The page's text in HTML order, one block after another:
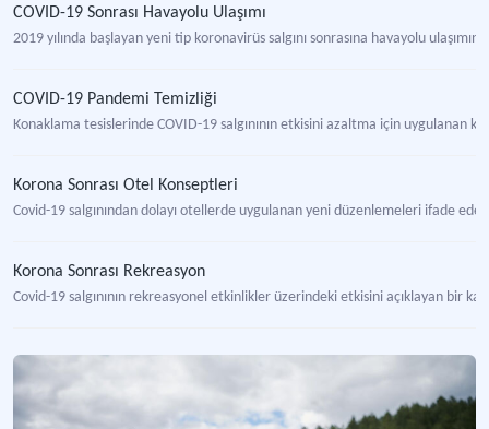
COVID-19 Sonrası Havayolu Ulaşımı
2019 yılında başlayan yeni tip koronavirüs salgını sonrasına havayolu
COVID-19 Pandemi Temizliği
Konaklama tesislerinde COVID-19 salgınının etkisini azaltma için uygulanan
Korona Sonrası Otel Konseptleri
Covid-19 salgınından dolayı otellerde uygulanan yeni düzenlemeleri ifade
Korona Sonrası Rekreasyon
Covid-19 salgınının rekreasyonel etkinlikler üzerindeki etkisini açıklayan bir